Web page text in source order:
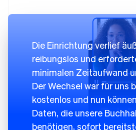
Die Einrichtung verlief
reibungslos und
minimalen Zeitaufwand
Der Wechsel war für uns
kostenlos und nun
Daten, die unsere
benötigen, sofort